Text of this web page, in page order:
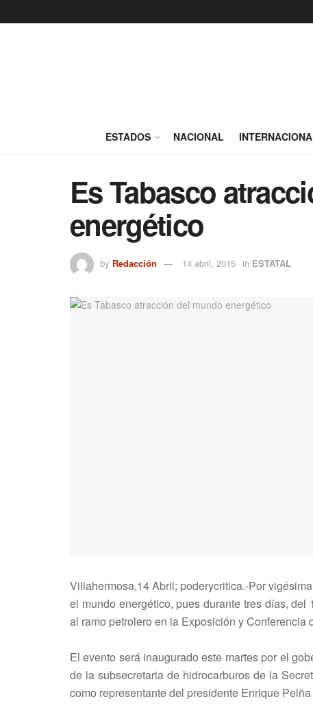
ESTADOS NACIONAL
Es Tabasco
energético
by Redacción 14 abril, 2015 in ESTATAL
Villahermosa,14 Abril; poderycritica.-Por
el mundo energético, pues durante tres días,
al ramo petrolero en la Exposición y Conferencia
El evento será inaugurado este martes por el
de la subsecretaria de hidrocarburos de la
como representante del presidente Enrique